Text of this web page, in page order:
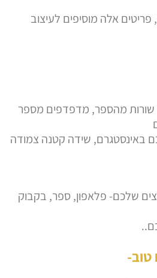
פריטים אלה מוסיפים לעיצוב
מהספר, מדפדפים מספר
באינסטגרם, שידה קטנה צמודה
שלכם- פלאפון, ספר, בקבוק
טוב-